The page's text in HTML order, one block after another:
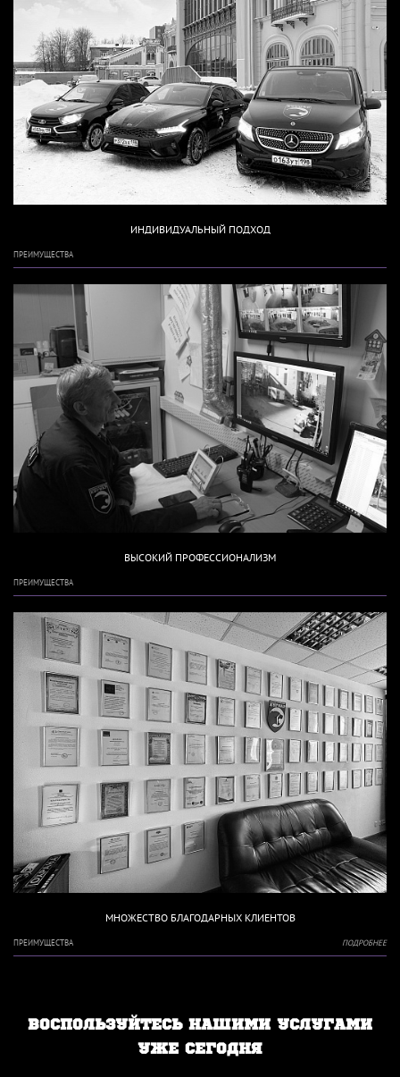
ИНДИВИДУАЛЬНЫЙ ПОДХОД
ПРЕИМУЩЕСТВА
ВЫСОКИЙ ПРОФЕССИОНАЛИЗМ
ПРЕИМУЩЕСТВА
МНОЖЕСТВО БЛАГОДАРНЫХ КЛИЕНТОВ
ПРЕИМУЩЕСТВА ПОДРОБНЕЕ
ВОСПОЛЬЗУЙТЕСЬ НАШИМИ УСЛУГАМИ
УЖЕ СЕГОДНЯ